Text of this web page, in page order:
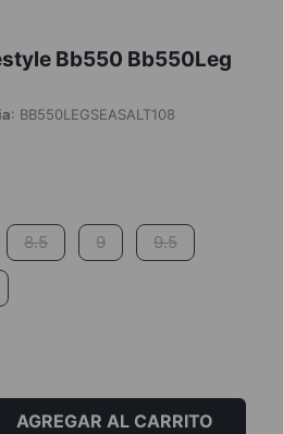
Bb550 Bb550Leg
: BB550LEGSEASALT108
8.5 9 9.5
AGREGAR AL CARRITO